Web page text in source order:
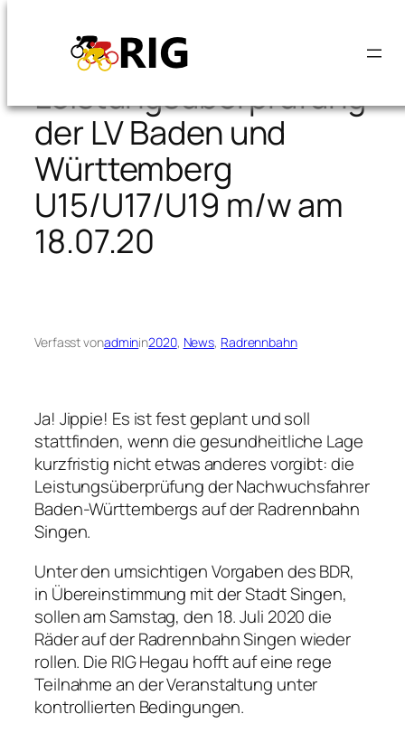
Leistungsüberprüfung
der LV Baden und
Württemberg
U15/U17/U19 m/w am
18.07.20
Verfasst vonadminin2020, News, Radrennbahn
Ja! Jippie! Es ist fest geplant und soll
stattfinden, wenn die gesundheitliche Lage
kurzfristig nicht etwas anderes vorgibt: die
Leistungsüberprüfung der Nachwuchsfahrer
Baden-Württembergs auf der Radrennbahn
Singen.
Unter den umsichtigen Vorgaben des BDR,
in Übereinstimmung mit der Stadt Singen,
sollen am Samstag, den 18. Juli 2020 die
Räder auf der Radrennbahn Singen wieder
rollen. Die RIG Hegau hofft auf eine rege
Teilnahme an der Veranstaltung unter
kontrollierten Bedingungen.